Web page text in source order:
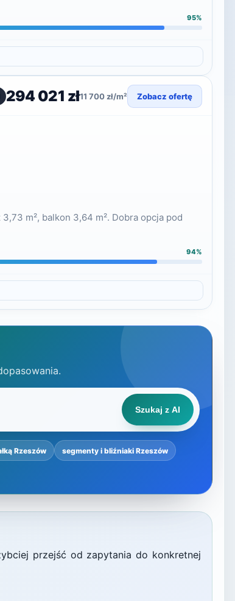
95%
294 021 zł11 700 zł/m² Zobacz ofertę
m², balkon 3,64 m². Dobra opcja pod
94%
Szukaj z AI
Rzeszów segmenty i bliźniaki Rzeszów
przejść od zapytania do konkretnej